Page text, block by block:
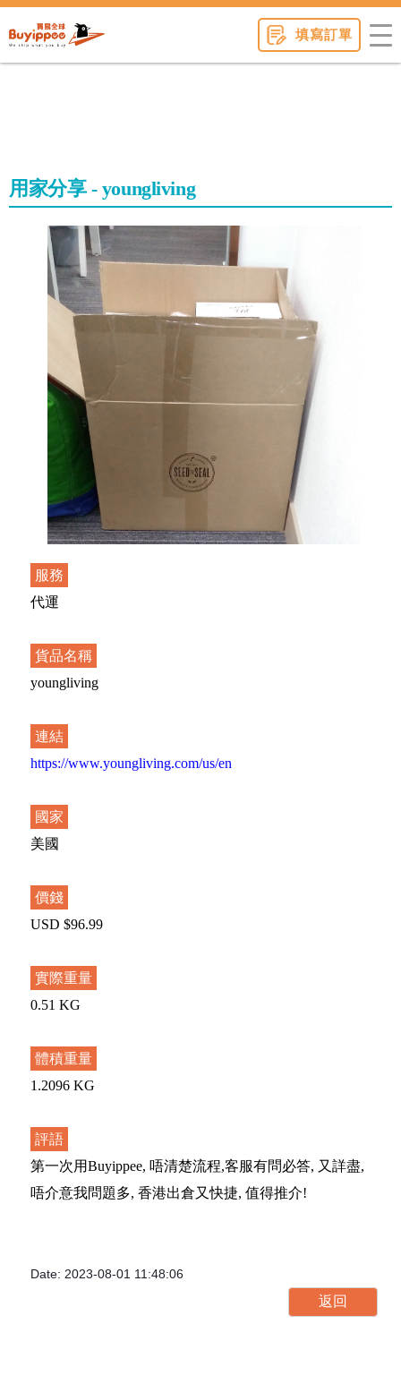
填寫訂單
用家分享 - youngliving
服務
代運
貨品名稱
youngliving
連結
https://www.youngliving.com/us/en
國家
美國
價錢
USD $96.99
實際重量
0.51 KG
體積重量
1.2096 KG
評語
第一次用Buyippee, 唔清楚流程,客服有問必答, 又詳盡,
唔介意我問題多, 香港出倉又快捷, 值得推介!
Date: 2023-08-01 11:48:06